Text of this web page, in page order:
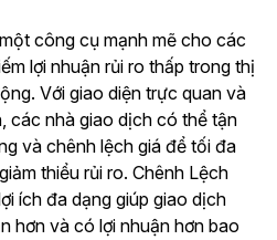
công cụ mạnh mẽ cho các
lợi nhuận rủi ro thấp trong thị
Với giao diện trực quan và
các nhà giao dịch có thể tận
và chênh lệch giá để tối đa
thiểu rủi ro. Chênh Lệch
ích đa dạng giúp giao dịch
hơn và có lợi nhuận hơn bao